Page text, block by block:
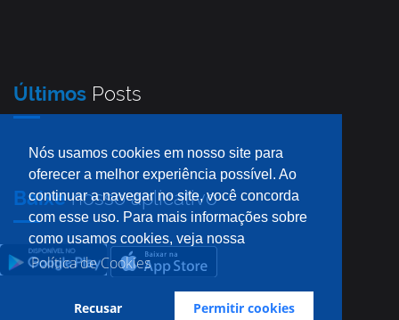
Nós usamos cookies em nosso site para
oferecer a melhor experiência possível. Ao
continuar a navegar no site, você concorda
com esse uso. Para mais informações sobre
como usamos cookies, veja nossa
Política de Cookies
Recusar Permitir cookies
Últimos Posts
Baixenosso aplicativo